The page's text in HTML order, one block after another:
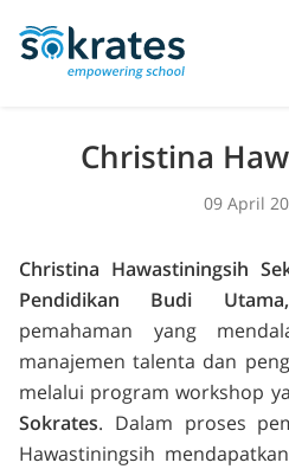
Christina
09 April
Christina Hawastiningsih
Pendidikan Budi Utama,
pemahaman yang
manajemen talenta dan
melalui program workshop
Sokrates. Dalam proses
Hawastiningsih mendapatkan